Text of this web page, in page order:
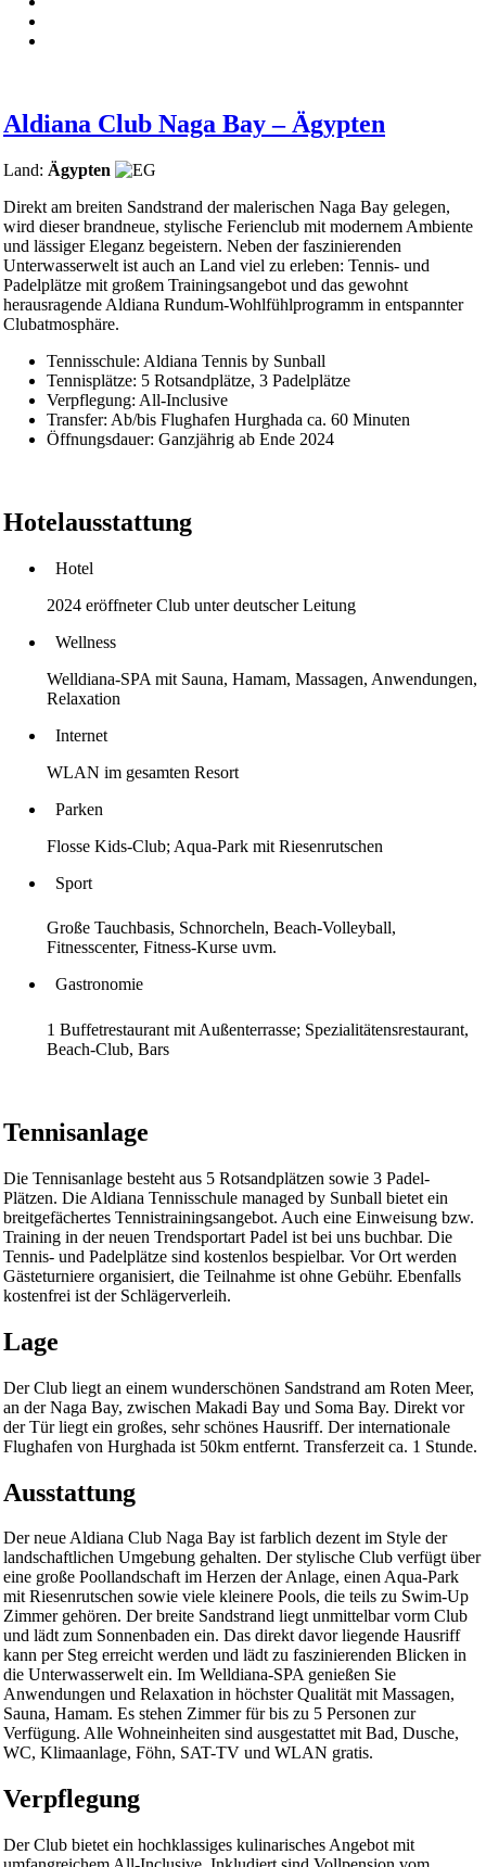
Aldiana Club Naga Bay – Ägypten
Land: Ägypten
Direkt am breiten Sandstrand der malerischen Naga Bay gelegen,
wird dieser brandneue, stylische Ferienclub mit modernem Ambiente
und lässiger Eleganz begeistern. Neben der faszinierenden
Unterwasserwelt ist auch an Land viel zu erleben: Tennis- und
Padelplätze mit großem Trainingsangebot und das gewohnt
herausragende Aldiana Rundum-Wohlfühlprogramm in entspannter
Clubatmosphäre.
Tennisschule: Aldiana Tennis by Sunball
Tennisplätze: 5 Rotsandplätze, 3 Padelplätze
Verpflegung: All-Inclusive
Transfer: Ab/bis Flughafen Hurghada ca. 60 Minuten
Öffnungsdauer: Ganzjährig ab Ende 2024
Hotelausstattung
Hotel
2024 eröffneter Club unter deutscher Leitung
Wellness
Welldiana-SPA mit Sauna, Hamam, Massagen, Anwendungen,
Relaxation
Internet
WLAN im gesamten Resort
Parken
Flosse Kids-Club; Aqua-Park mit Riesenrutschen
Sport
Große Tauchbasis, Schnorcheln, Beach-Volleyball,
Fitnesscenter, Fitness-Kurse uvm.
Gastronomie
1 Buffetrestaurant mit Außenterrasse; Spezialitätensrestaurant,
Beach-Club, Bars
Tennisanlage
Die Tennisanlage besteht aus 5 Rotsandplätzen sowie 3 Padel-
Plätzen. Die Aldiana Tennisschule managed by Sunball bietet ein
breitgefächertes Tennistrainingsangebot. Auch eine Einweisung bzw.
Training in der neuen Trendsportart Padel ist bei uns buchbar. Die
Tennis- und Padelplätze sind kostenlos bespielbar. Vor Ort werden
Gästeturniere organisiert, die Teilnahme ist ohne Gebühr. Ebenfalls
kostenfrei ist der Schlägerverleih.
Lage
Der Club liegt an einem wunderschönen Sandstrand am Roten Meer,
an der Naga Bay, zwischen Makadi Bay und Soma Bay. Direkt vor
der Tür liegt ein großes, sehr schönes Hausriff. Der internationale
Flughafen von Hurghada ist 50km entfernt. Transferzeit ca. 1 Stunde.
Ausstattung
Der neue Aldiana Club Naga Bay ist farblich dezent im Style der
landschaftlichen Umgebung gehalten. Der stylische Club verfügt über
eine große Poollandschaft im Herzen der Anlage, einen Aqua-Park
mit Riesenrutschen sowie viele kleinere Pools, die teils zu Swim-Up
Zimmer gehören. Der breite Sandstrand liegt unmittelbar vorm Club
und lädt zum Sonnenbaden ein. Das direkt davor liegende Hausriff
kann per Steg erreicht werden und lädt zu faszinierenden Blicken in
die Unterwasserwelt ein. Im Welldiana-SPA genießen Sie
Anwendungen und Relaxation in höchster Qualität mit Massagen,
Sauna, Hamam. Es stehen Zimmer für bis zu 5 Personen zur
Verfügung. Alle Wohneinheiten sind ausgestattet mit Bad, Dusche,
WC, Klimaanlage, Föhn, SAT-TV und WLAN gratis.
Verpflegung
Der Club bietet ein hochklassiges kulinarisches Angebot mit